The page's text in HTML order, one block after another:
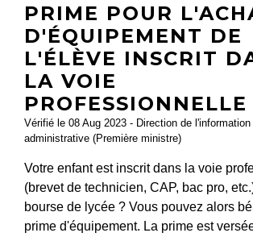
PRIME POUR
D'ÉQUIPEMENT DE
L'ÉLÈVE INSCRIT
LA VOIE
PROFESSIONNELLE
Vérifié le 08 Aug 2023 - Direction de
administrative (Première ministre)
Votre enfant est inscrit dans la voie
(brevet de technicien, CAP, bac pro,
bourse de lycée ? Vous pouvez alors
prime d'équipement. La prime est